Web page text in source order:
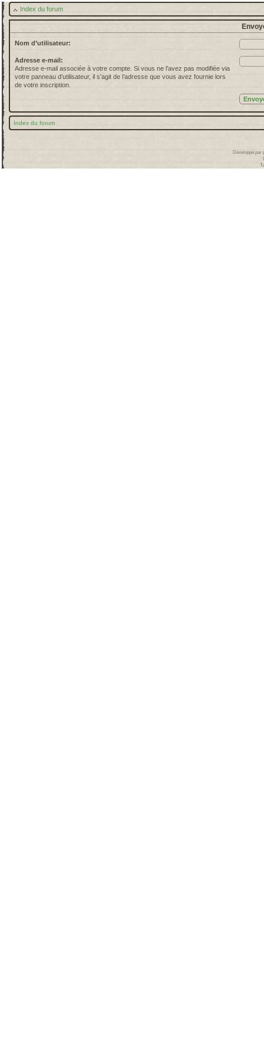
Index du forum
Nom d’utilisateur:
Adresse e-mail:
Adresse e-mail associée à votre compte. Si vous ne l’avez pas modifiée via
votre panneau d’utilisateur, il s’agit de l’adresse que vous avez fournie lors
de votre inscription.
Index du forum
Développé par